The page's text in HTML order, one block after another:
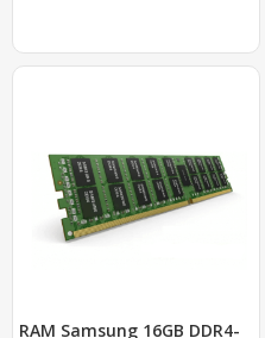
RAM Samsung 16GB DDR4-